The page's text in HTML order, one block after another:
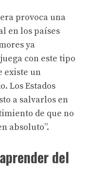
provoca una
en los países
ya
con este tipo
existe un
Los Estados
a salvarlos en
de que no
absoluto”.
del